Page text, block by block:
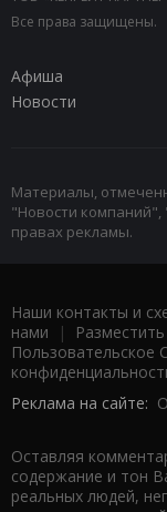
Все права защищены.
Афиша
Новости
Материалы,
"Новости компаний",
правах рекламы.
Наши контакты и
нами |
Пользовательское
Реклама на сайте:
Оставляя
содержание и тон
реальных людей,